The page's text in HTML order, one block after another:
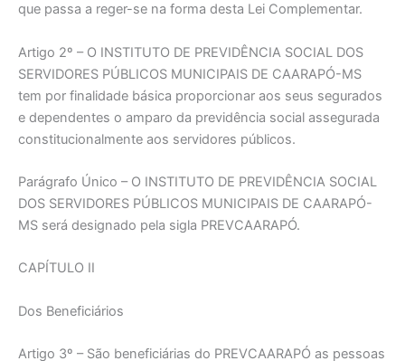
que passa a reger-se na forma desta Lei Complementar.
Artigo 2º – O INSTITUTO DE PREVIDÊNCIA SOCIAL DOS
SERVIDORES PÚBLICOS MUNICIPAIS DE CAARAPÓ-MS
tem por finalidade básica proporcionar aos seus segurados
e dependentes o amparo da previdência social assegurada
constitucionalmente aos servidores públicos.
Parágrafo Único – O INSTITUTO DE PREVIDÊNCIA SOCIAL
DOS SERVIDORES PÚBLICOS MUNICIPAIS DE CAARAPÓ-
MS será designado pela sigla PREVCAARAPÓ.
CAPÍTULO II
Dos Beneficiários
Artigo 3º – São beneficiárias do PREVCAARAPÓ as pessoas